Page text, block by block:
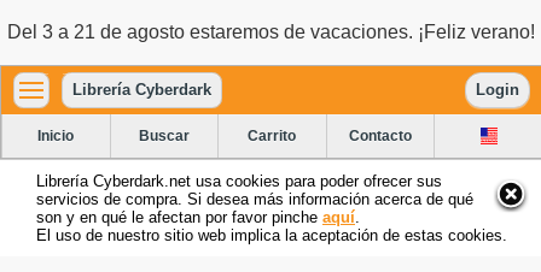
Del 3 a 21 de agosto estaremos de vacaciones. ¡Feliz verano!
Librería Cyberdark Login
Inicio Buscar Carrito Contacto
Librería Cyberdark.net usa cookies para poder ofrecer sus
servicios de compra. Si desea más información acerca de qué
son y en qué le afectan por favor pinche aquí
El uso de nuestro sitio web implica la aceptación de estas cookies.